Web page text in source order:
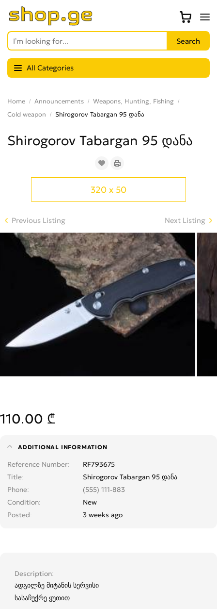
All Categories
Home Announcements
Weapons, Hunting, Fishing
Cold weapon
Shirogorov Tabargan 95 დანა
Shirogorov Tabargan 95 დანა
320 x 50
Previous Listing Next Listing
110.00 ₾
ADDITIONAL INFORMATION
Reference Number
RF793675
Title
Shirogorov Tabargan 95 დანა
Phone
(555) 111-883
Condition
New
Posted
3 weeks ago
Description
ადგილზე მიტანის სერვისი
სასაჩუქრე ყუთით